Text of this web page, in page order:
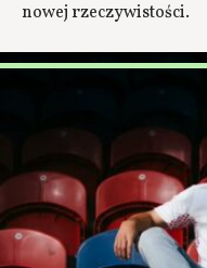
nowej rzeczywistości.